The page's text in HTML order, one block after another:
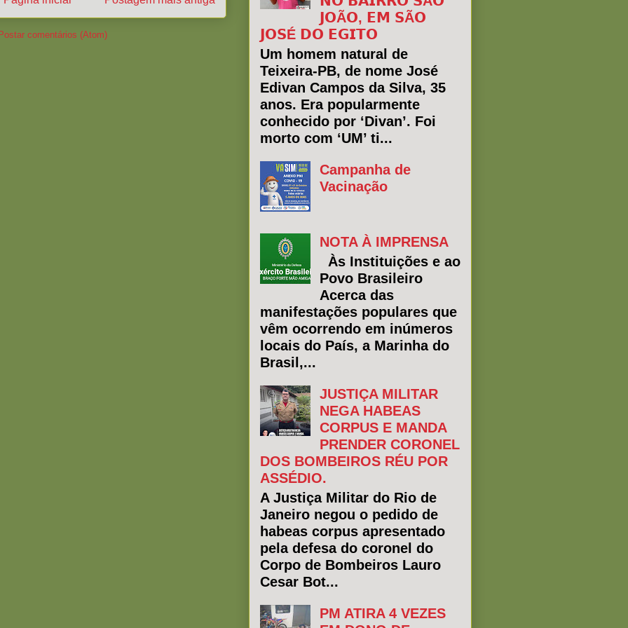
Postar comentários (Atom)
𝗝𝗢Ã𝗢, 𝗘𝗠 𝗦Ã𝗢
𝗝𝗢𝗦É 𝗗𝗢 𝗘𝗚𝗜𝗧𝗢
Um homem natural de
Teixeira-PB, de nome José
Edivan Campos da Silva, 35
anos. Era popularmente
conhecido por ‘Divan’. Foi
morto com ‘UM’ ti...
Campanha de
Vacinação
NOTA À IMPRENSA
Às Instituições e ao
Povo Brasileiro
Acerca das
manifestações populares que
vêm ocorrendo em inúmeros
locais do País, a Marinha do
Brasil,...
JUSTIÇA MILITAR
NEGA HABEAS
CORPUS E MANDA
PRENDER CORONEL
DOS BOMBEIROS RÉU POR
ASSÉDIO.
A Justiça Militar do Rio de
Janeiro negou o pedido de
habeas corpus apresentado
pela defesa do coronel do
Corpo de Bombeiros Lauro
Cesar Bot...
PM ATIRA 4 VEZES